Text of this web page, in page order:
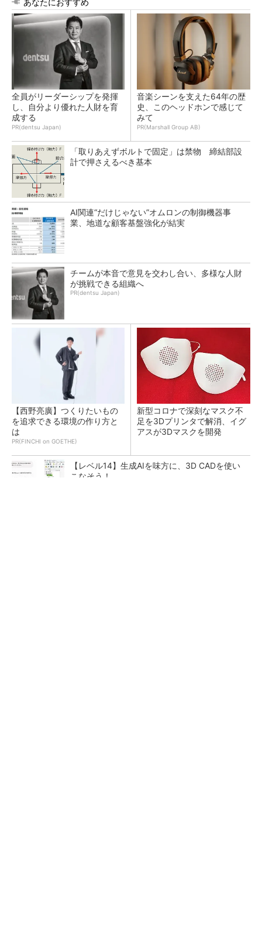
あなたにおすすめ
全員がリーダーシップを発揮
し、自分より優れた人財を育
成する
PR(dentsu Japan)
音楽シーンを支えた64年の歴
史、このヘッドホンで感じて
みて
PR(Marshall Group AB)
「取りあえずボルトで固定」は禁物 締結部設
計で押さえるべき基本
AI関連“だけじゃない”オムロンの制御機器事
業、地道な顧客基盤強化が結実
チームが本音で意見を交わし合い、多様な人財
が挑戦できる組織へ
PR(dentsu Japan)
【西野亮廣】つくりたいもの
を追求できる環境の作り方と
は
PR(FINCHI on GOETHE)
新型コロナで深刻なマスク不
足を3Dプリンタで解消、イグ
アスが3Dマスクを開発
【レベル14】生成AIを味方に、3D CADを使い
こなそう！